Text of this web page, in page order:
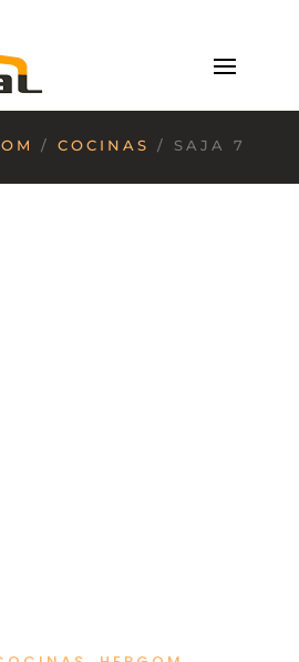
/ COCINAS / SAJA 7